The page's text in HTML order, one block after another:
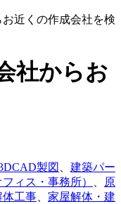
近くの作成会社を検
社からお
製図
建築パー
ィス・事務所）
原
体工事
家屋解体・建